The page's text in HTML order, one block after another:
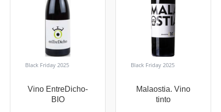
Black Friday 2025
Vino EntreDicho-
BIO
Black Friday 2025
Malaostia. Vino
tinto